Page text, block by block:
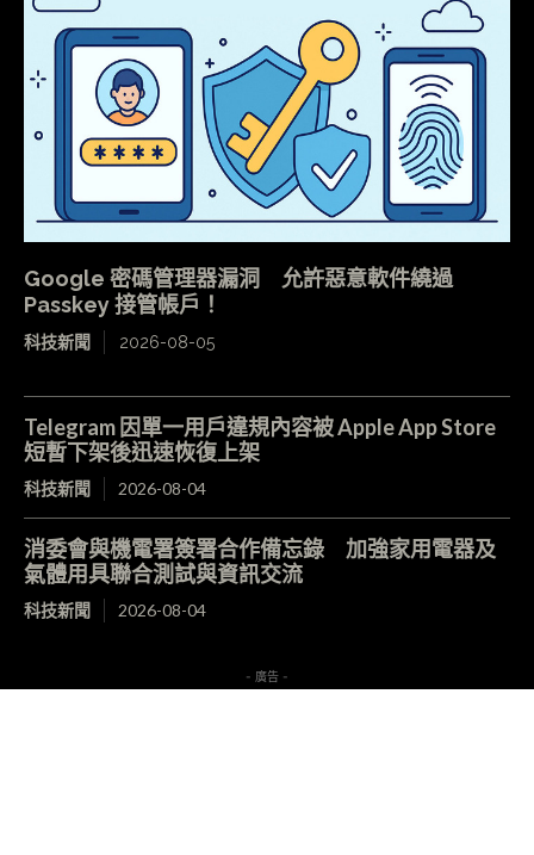
Google 密碼管理器漏洞 允許惡意軟件繞過
Passkey 接管帳戶！
科技新聞 2026-08-05
Telegram 因單一用戶違規內容被 Apple App Store
短暫下架後迅速恢復上架
科技新聞 2026-08-04
消委會與機電署簽署合作備忘錄 加強家用電器及
氣體用具聯合測試與資訊交流
科技新聞 2026-08-04
- 廣告 -